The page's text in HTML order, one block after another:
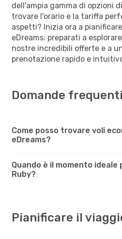
dell'ampia gamma di opzioni
trovare l'orario e la tariffa
aspetti? Inizia ora a
eDreams: preparati a
nostre incredibili offerte e a
prenotazione rapido e
Domande
Come posso trovare voli
eDreams?
Quando è il momento ideale
Ruby?
Pianificare il